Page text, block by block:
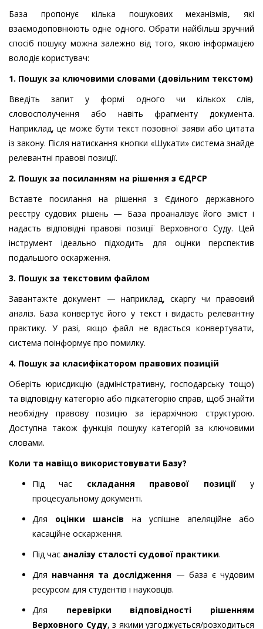
База пропонує кілька пошукових механізмів, які
взаємодоповнюють одне одного. Обрати найбільш зручний
спосіб пошуку можна залежно від того, якою інформацією
володіє користувач:
1. Пошук за ключовими словами (довільним текстом)
Введіть запит у формі одного чи кількох слів,
словосполучення або навіть фрагменту документа.
Наприклад, це може бути текст позовної заяви або цитата
із закону. Після натискання кнопки «Шукати» система знайде
релевантні правові позиції.
2. Пошук за посиланням на рішення з ЄДРСР
Вставте посилання на рішення з Єдиного державного
реєстру судових рішень — База проаналізує його зміст і
надасть відповідні правові позиції Верховного Суду. Цей
інструмент ідеально підходить для оцінки перспектив
подальшого оскарження.
3. Пошук за текстовим файлом
Завантажте документ — наприклад, скаргу чи правовий
аналіз. База конвертує його у текст і видасть релевантну
практику. У разі, якщо файл не вдасться конвертувати,
система поінформує про помилку.
4. Пошук за класифікатором правових позицій
Оберіть юрисдикцію (адміністративну, господарську тощо)
та відповідну категорію або підкатегорію справ, щоб знайти
необхідну правову позицію за ієрархічною структурою.
Доступна також функція пошуку категорій за ключовими
словами.
Коли та навіщо використовувати Базу?
Під час складання правової позиціїу
процесуальному документі.
Для оцінки шансів на успішне апеляційне або
касаційне оскарження.
Під час аналізу сталості судової практики.
Для навчання та дослідження — база є чудовим
ресурсом для студентів і науковців.
Для перевірки відповідності рішенням
Верховного Суду, з якими узгоджується/розходиться